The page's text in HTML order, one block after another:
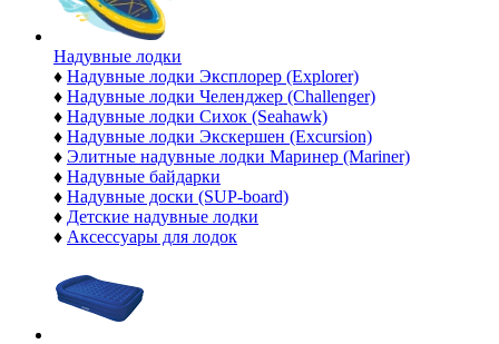
Надувные лодки
♦ Надувные лодки Эксплорер (Explorer)
♦ Надувные лодки Челенджер (Challenger)
♦ Надувные лодки Сихок (Seahawk)
♦ Надувные лодки Экскершен (Excursion)
♦ Элитные надувные лодки Маринер (Mariner)
♦ Надувные байдарки
♦ Надувные доски (SUP-board)
♦ Детские надувные лодки
♦ Аксессуары для лодок